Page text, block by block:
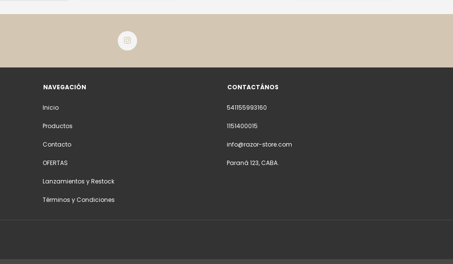
NAVEGACIÓN
Inicio
Productos
Contacto
OFERTAS
Lanzamientos y Restock
Términos y Condiciones
CONTACTÁNOS
541155993160
1151400015
info@razor-store.com
Paraná 123, CABA.